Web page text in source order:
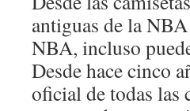
antiguas de la
NBA, incluso
Desde hace cinco
oficial de todas las